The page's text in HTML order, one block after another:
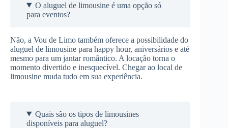
O aluguel de limousine é uma opção só
para eventos?
Não, a Vou de Limo também oferece a possibilidade do
aluguel de limousine para happy hour, aniversários e até
mesmo para um jantar romântico. A locação torna o
momento divertido e inesquecível. Chegar ao local de
limousine muda tudo em sua experiência.
Quais são os tipos de limousines
disponíveis para aluguel?